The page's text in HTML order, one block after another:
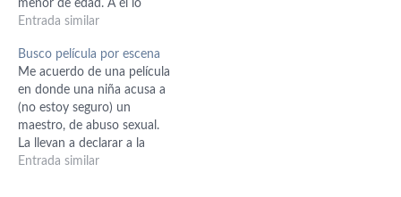
menor de edad. A él lo
arrestan y la niña se suicida
tijeras en el vientre.
Entrada similar
Busco película por escena
Me acuerdo de una película
en donde una niña acusa a
(no estoy seguro) un
maestro, de abuso sexual.
La llevan a declarar a la
justicia y ella cuenta que él
Entrada similar